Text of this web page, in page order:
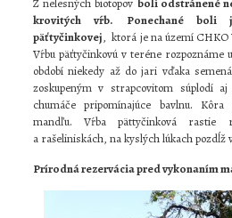
Z nelesných biotopov boli odstránené
krovitých vŕb.
Ponechané boli
päťtyčinkovej, ktorá je na území CHKO
Vŕbu päťtyčinkovú v teréne rozpoznáme
období niekedy až do jari vďaka
zoskupeným v strapcovitom súplodí
chumáče pripomínajúce bavlnu.
mandľu. Vŕba pättyčinková rastie
a rašeliniskách, na kyslých lúkach pozdĺž
Prírodná rezervácia pred vykonaním